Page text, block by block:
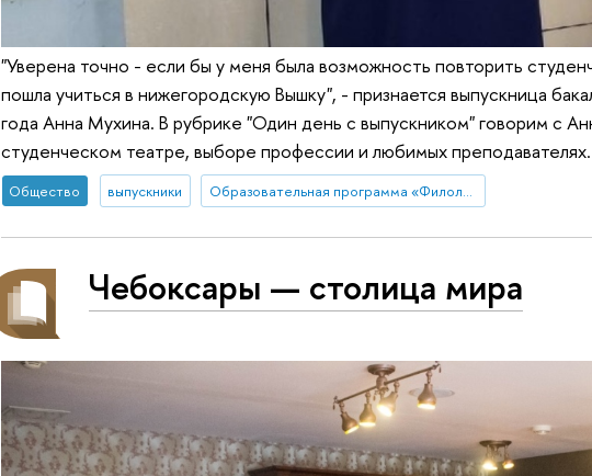
"Уверена точно - если бы у меня была возможность повторить
пошла учиться в нижегородскую Вышку", - признается выпускница
года Анна Мухина. В рубрике "Один день с выпускником" говорим с
студенческом театре, выборе профессии и любимых преподавателях.
Общество выпускники Образовательная программа «Филология»
Чебоксары — столица мира